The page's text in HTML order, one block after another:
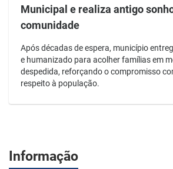
Municipal e realiza antigo
comunidade
Após décadas de espera, município
e humanizado para acolher famílias em
despedida, reforçando o compromisso
respeito à população.
Informação